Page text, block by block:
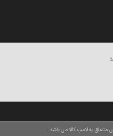
به لامپ کالا می باشد.